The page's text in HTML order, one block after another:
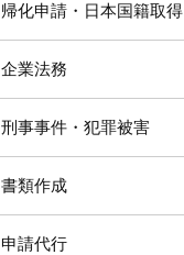
帰化申請・日本国籍取得
企業法務
刑事事件・犯罪被害
書類作成
申請代行